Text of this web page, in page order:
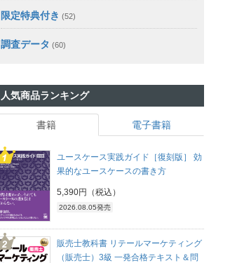
限定特典付き (52)
調査データ (60)
人気商品ランキング
書籍 電子書籍
ユースケース実践ガイド［復刻版］ 効
果的なユースケースの書き方
5,390円（税込）
2026.08.05発売
販売士教科書 リテールマーケティング
（販売士）3級 一発合格テキスト＆問